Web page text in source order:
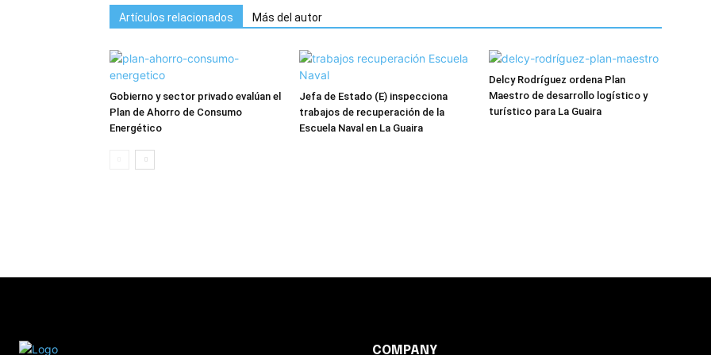
Artículos relacionados Más del autor
Gobierno y sector privado evalúan el
Plan de Ahorro de Consumo
Energético
Jefa de Estado (E) inspecciona
trabajos de recuperación de la
Escuela Naval en La Guaira
Delcy Rodríguez ordena Plan
Maestro de desarrollo logístico y
turístico para La Guaira
COMPANY